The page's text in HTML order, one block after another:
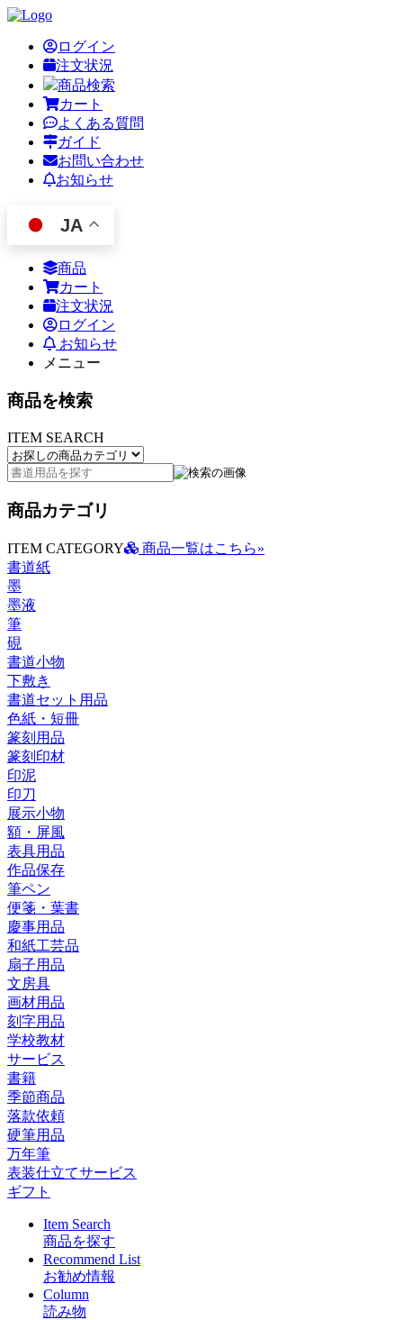
ログイン
注文状況
商品検索
カート
よくある質問
ガイド
お問い合わせ
お知らせ
JA
商品
カート
注文状況
ログイン
お知らせ
メニュー
商品を検索
ITEM SEARCH
商品カテゴリ
ITEM CATEGORY
商品一覧はこちら»
書道紙
墨
墨液
筆
硯
書道小物
下敷き
書道セット用品
色紙・短冊
篆刻用品
篆刻印材
印泥
印刀
展示小物
額・屏風
表具用品
作品保存
筆ペン
便箋・葉書
慶事用品
和紙工芸品
扇子用品
文房具
画材用品
刻字用品
学校教材
サービス
書籍
季節商品
落款依頼
硬筆用品
万年筆
表装仕立てサービス
ギフト
Item Search
商品を探す
Recommend List
お勧め情報
Column
読み物